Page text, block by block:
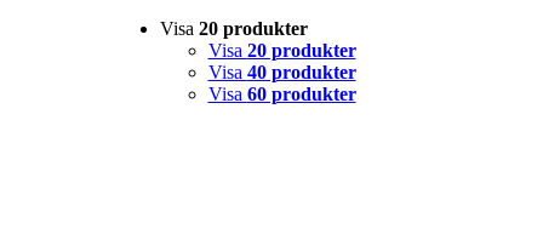
Visa 20 produkter
Visa 20 produkter
Visa 40 produkter
Visa 60 produkter